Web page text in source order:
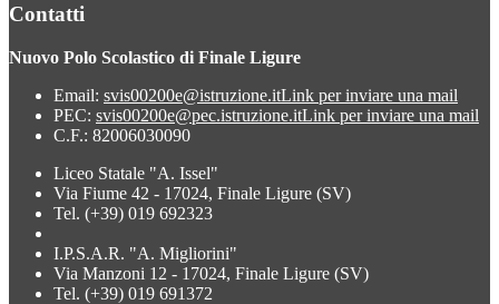
Contatti
Nuovo Polo Scolastico di Finale Ligure
Email: svis00200e@istruzione.itLink per inviare una mail
PEC: svis00200e@pec.istruzione.itLink per inviare una mail
C.F.: 82006030090
Liceo Statale "A. Issel"
Via Fiume 42 - 17024, Finale Ligure (SV)
Tel. (+39) 019 692323
I.P.S.A.R. "A. Migliorini"
Via Manzoni 12 - 17024, Finale Ligure (SV)
Tel. (+39) 019 691372